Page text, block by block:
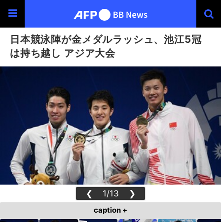
日本競泳陣が金メダルラッシュ、池江5冠
は持ち越し アジア大会
❮ 1/13 ❯
caption +